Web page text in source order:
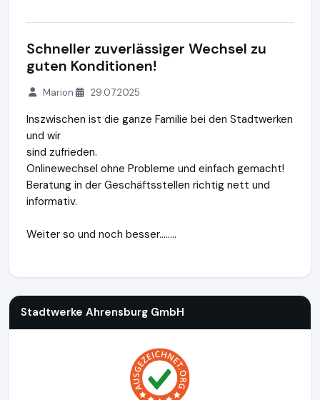
Schneller zuverlässiger Wechsel zu
guten Konditionen!
Marion 29.07.2025
Inszwischen ist die ganze Familie bei den Stadtwerken
und wir
sind zufrieden.
Onlinewechsel ohne Probleme und einfach gemacht!
Beratung in der Geschäftsstellen richtig nett und
informativ.
Weiter so und noch besser........
Stadtwerke Ahrensburg GmbH